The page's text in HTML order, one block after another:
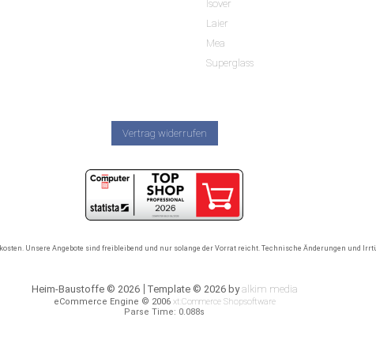
Isover
Laier
Mea
Superglass
Vertrag widerrufen
Unsere Angebote sind freibleibend und nur solange der Vorrat reicht. Technische Änderungen und
Heim-Baustoffe © 2026 Template © 2026 byalkim media
eCommerce Engine © 2006 xt:Commerce Shopsoftware
Parse Time: 0.088s